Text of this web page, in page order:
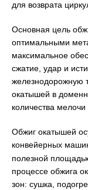
для возврата
Основная цель
оптимальными
максимальное
сжатие, удар и
железнодорожную
окатышей в
количества
Обжиг окатышей
конвейерных
полезной
процессе обжига
зон: сушка,